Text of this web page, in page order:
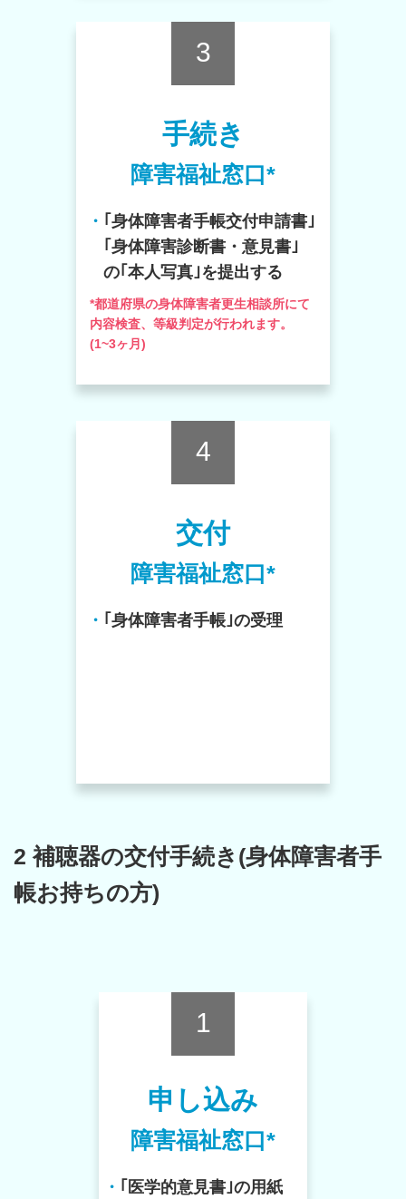
3
手続き
障害福祉窓口*
・ ｢身体障害者手帳交付申請書｣
｢身体障害診断書・意見書｣
の｢本人写真｣を提出する
*都道府県の身体障害者更生相談所にて
内容検査、等級判定が行われます。
(1~3ヶ月)
4
交付
障害福祉窓口*
・ ｢身体障害者手帳｣の受理
2 補聴器の交付手続き(身体障害者手
帳お持ちの方)
1
申し込み
障害福祉窓口*
・ ｢医学的意見書｣の用紙